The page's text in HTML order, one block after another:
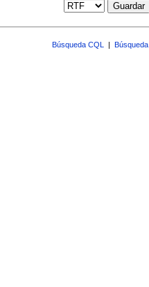
Guardar
Búsqueda CQL